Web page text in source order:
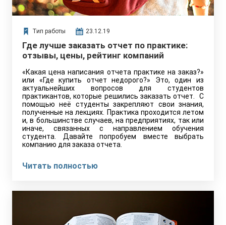
Тип работы 23.12.19
Где лучше заказать отчет по практике:
отзывы, цены, рейтинг компаний
«Какая цена написания отчета практике на заказ?»
или «Где купить отчет недорого?» Это, один из
актуальнейших вопросов для студентов
практикантов, которые решились заказать отчет. С
помощью неё студенты закрепляют свои знания,
полученные на лекциях. Практика проходится летом
и, в большинстве случаев, на предприятиях, так или
иначе, связанных с направлением обучения
студента. Давайте попробуем вместе выбрать
компанию для заказа отчета.
Читать полностью